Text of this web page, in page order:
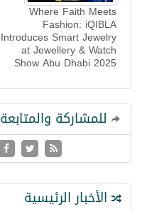
Where Faith Meets
Fashion: iQIBLA
Introduces Smart Jewelry
at Jewellery & Watch
Show Abu Dhabi 2025
للمشاركة والمتابعة
الأخبار الرئيسية